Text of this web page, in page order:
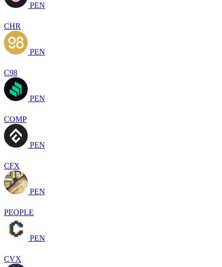
PEN
CHR
PEN
C98
PEN
COMP
PEN
CFX
PEN
PEOPLE
PEN
CVX